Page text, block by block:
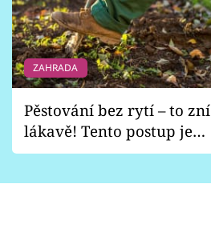
ZAHRADA
Pěstování bez rytí – to zní
lákavě! Tento postup je
vhodný jen pro některé